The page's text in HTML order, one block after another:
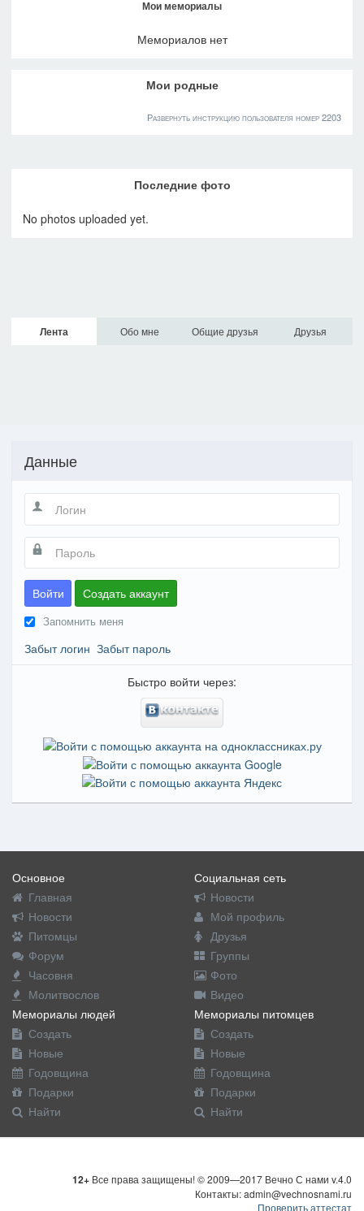
Мои мемориалы
Мемориалов нет
Мои родные
Развернуть инструкцию пользователя номер 2203
Последние фото
No photos uploaded yet.
Лента Обо мне Общие друзья Друзья
Данные
Войти Создать аккаунт
Запомнить меня
Забыт логин Забыт пароль
Быстро войти через:
Основное
Главная
Новости
Питомцы
Форум
Часовня
Молитвослов
Социальная сеть
Новости
Мой профиль
Друзья
Группы
Фото
Видео
Мемориалы людей
Создать
Новые
Годовщина
Подарки
Найти
Мемориалы питомцев
Создать
Новые
Годовщина
Подарки
Найти
12+ Все права защищены! © 2009—2017 Вечно С нами v.4.0
Контакты: admin@vechnosnami.ru
Проверить аттестат